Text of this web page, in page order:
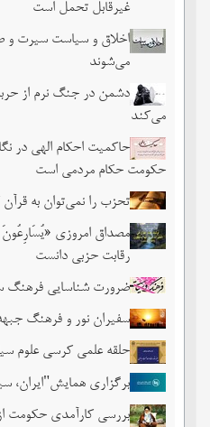
غیرقابل تحمل است
اخلاق و سیاست سیرت
می‌شوند
دشمن در جنگ نرم از حربه
می‌کند
حاکمیت احکام الهی در
حکومت حکام مردمی است
تحزب را نمی‌توان به
مصداق امروزی «یُسَارِعُونَ
رقابت حزبی دانست
ضرورت شناسایی فرهنگ
سفیران نور و فرهنگ
حلقه علمی کرسی علوم
برگزاری همایش"ایران،
بررسی کارآمدی حکومت